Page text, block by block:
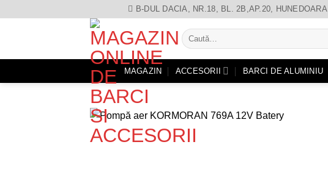
B-DUL DACIA, NR.18, BL. 2B,AP.20, HUNEDOARA
Caută
după:
MAGAZIN ACCESORII BARCI DE ALUMINIU